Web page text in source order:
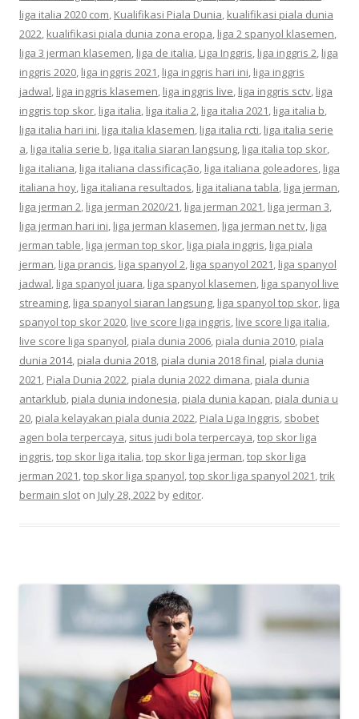
liga italia 2020 com, Kualifikasi Piala Dunia, kualifikasi piala dunia
2022, kualifikasi piala dunia zona eropa, liga 2 spanyol klasemen,
liga 3 jerman klasemen, liga de italia, Liga Inggris, liga inggris 2, liga
inggris 2020, liga inggris 2021, liga inggris hari ini, liga inggris
jadwal, liga inggris klasemen, liga inggris live, liga inggris sctv, liga
inggris top skor, liga italia, liga italia 2, liga italia 2021, liga italia b,
liga italia hari ini, liga italia klasemen, liga italia rcti, liga italia serie
a, liga italia serie b, liga italia siaran langsung, liga italia top skor,
liga italiana, liga italiana classificação, liga italiana goleadores, liga
italiana hoy, liga italiana resultados, liga italiana tabla, liga jerman,
liga jerman 2, liga jerman 2020/21, liga jerman 2021, liga jerman 3,
liga jerman hari ini, liga jerman klasemen, liga jerman net tv, liga
jerman table, liga jerman top skor, liga piala inggris, liga piala
jerman, liga prancis, liga spanyol 2, liga spanyol 2021, liga spanyol
jadwal, liga spanyol juara, liga spanyol klasemen, liga spanyol live
streaming, liga spanyol siaran langsung, liga spanyol top skor, liga
spanyol top skor 2020, live score liga inggris, live score liga italia,
live score liga spanyol, piala dunia 2006, piala dunia 2010, piala
dunia 2014, piala dunia 2018, piala dunia 2018 final, piala dunia
2021, Piala Dunia 2022, piala dunia 2022 dimana, piala dunia
antarklub, piala dunia indonesia, piala dunia kapan, piala dunia u
20, piala kelayakan piala dunia 2022, Piala Liga Inggris, sbobet
agen bola terpercaya, situs judi bola terpercaya,top skor liga
inggris,top skor liga italia,top skor liga jerman,top skor liga
jerman 2021,top skor liga spanyol,top skor liga spanyol 2021,trik
bermain slot on July 28, 2022 by editor.